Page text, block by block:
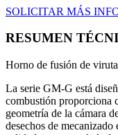
SOLICITAR MÁS
RESUMEN
Horno de fusión de
La serie GM‑G está
combustión proporciona
geometría de la cámara
desechos de